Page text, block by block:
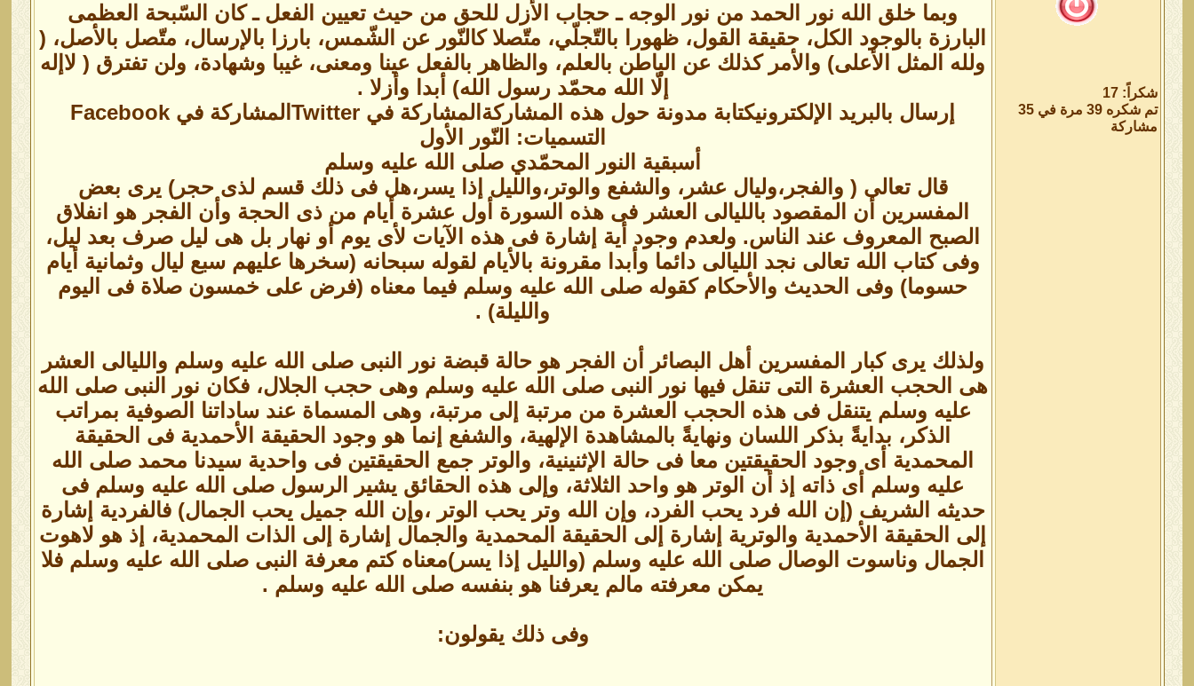
شكراً: 17
تم شكره 39 مرة في 35
مشاركة
وبما خلق الله نور الحمد من نور الوجه ـ حجاب الأزل للحق من حيث تعيين الفعل ـ كان السّبحة العظمى
البارزة بالوجود الكل، حقيقة القول، ظهورا بالتّجلّي، متّصلا كالنّور عن الشّمس، بارزا بالإرسال، متّصل بالأصل، (
ولله المثل الأعلى) والأمر كذلك عن الباطن بالعلم، والظاهر بالفعل عينا ومعنى، غيبا وشهادة، ولن تفترق ( لاإله
إلّا الله محمّد رسول الله) أبدا وأزلا .
إرسال بالبريد الإلكترونيكتابة مدونة حول هذه المشاركة‏المشاركة في Twitter‏المشاركة في Facebook
التسميات: النّور الأول
أسبقية النور المحمّدي صلى الله عليه وسلم
قال تعالى ( والفجر،وليال عشر، والشفع والوتر،والليل إذا يسر،هل فى ذلك قسم لذى حجر) يرى بعض
المفسرين أن المقصود بالليالى العشر فى هذه السورة أول عشرة أيام من ذى الحجة وأن الفجر هو انفلاق
الصبح المعروف عند الناس. ولعدم وجود أية إشارة فى هذه الآيات لأى يوم أو نهار بل هى ليل صرف بعد ليل،
وفى كتاب الله تعالى نجد الليالى دائما وأبدا مقرونة بالأيام لقوله سبحانه (سخرها عليهم سبع ليال وثمانية أيام
حسوما) وفى الحديث والأحكام كقوله صلى الله عليه وسلم فيما معناه (فرض على خمسون صلاة فى اليوم
والليلة) .
ولذلك يرى كبار المفسرين أهل البصائر أن الفجر هو حالة قبضة نور النبى صلى الله عليه وسلم والليالى العشر
هى الحجب العشرة التى تنقل فيها نور النبى صلى الله عليه وسلم وهى حجب الجلال، فكان نور النبى صلى الله
عليه وسلم يتنقل فى هذه الحجب العشرة من مرتبة إلى مرتبة، وهى المسماة عند ساداتنا الصوفية بمراتب
الذكر، بدايةً بذكر اللسان ونهايةً بالمشاهدة الإلهية، والشفع إنما هو وجود الحقيقة الأحمدية فى الحقيقة
المحمدية أى وجود الحقيقتين معا فى حالة الإثنينية، والوتر جمع الحقيقتين فى واحدية سيدنا محمد صلى الله
عليه وسلم أى ذاته إذ أن الوتر هو واحد الثلاثة، وإلى هذه الحقائق يشير الرسول صلى الله عليه وسلم فى
حديثه الشريف (إن الله فرد يحب الفرد، وإن الله وتر يحب الوتر ،وإن الله جميل يحب الجمال) فالفردية إشارة
إلى الحقيقة الأحمدية والوترية إشارة إلى الحقيقة المحمدية والجمال إشارة إلى الذات المحمدية، إذ هو لاهوت
الجمال وناسوت الوصال صلى الله عليه وسلم (والليل إذا يسر)معناه كتم معرفة النبى صلى الله عليه وسلم فلا
يمكن معرفته مالم يعرفنا هو بنفسه صلى الله عليه وسلم .
وفى ذلك يقولون: